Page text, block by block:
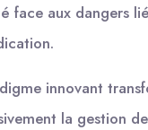
face aux dangers
innovant
la gestion